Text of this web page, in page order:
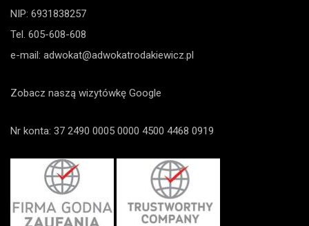
NIP: 6931838257
Tel. 605-608-608
e-mail: adwokat@adwokatrodakiewicz.pl
Zobacz naszą wizytówkę Google
Nr konta: 37 2490 0005 0000 4500 4468 0919